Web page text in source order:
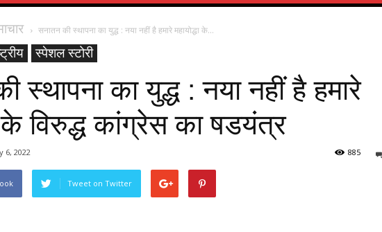
सनातन की स्थापना का युद्ध : नया नहीं है हमारे महायोद्धा के...
स्पेशल स्टोरी
स्थापना का युद्ध : नया नहीं है हमारे
के विरुद्ध कांग्रेस का षडयंत्र
6, 2022 885
Tweet on Twitter